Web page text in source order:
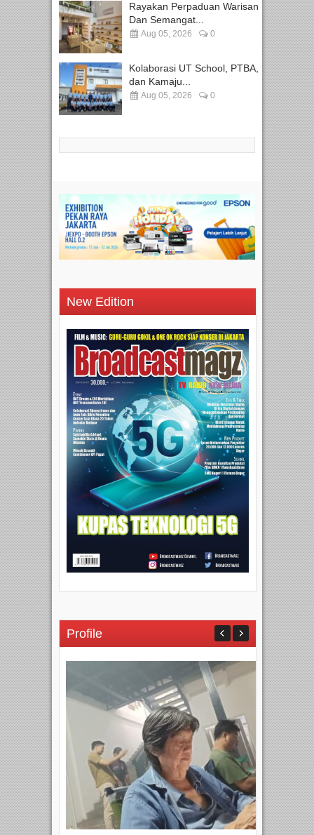
Rayakan Perpaduan Warisan
Dan Semangat...
Aug 05, 2026 0
Kolaborasi UT School, PTBA,
dan Kamaju...
Aug 05, 2026 0
New Edition
Profile